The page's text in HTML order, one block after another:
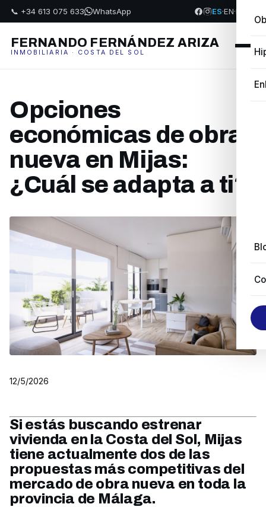
📞 +34 613 075 633 WhatsApp ES·EN·FR
FERNANDO FERNÁNDEZ ARIZA
INMOBILIARIA · COSTA DEL SOL
Opciones
económicas de obra
nueva en Mijas:
¿Cuál se adapta a ti?
12/5/2026
Si estás buscando estrenar
vivienda en la Costa del Sol, Mijas
tiene actualmente dos de las
propuestas más competitivas del
mercado de obra nueva en toda la
provincia de Málaga.